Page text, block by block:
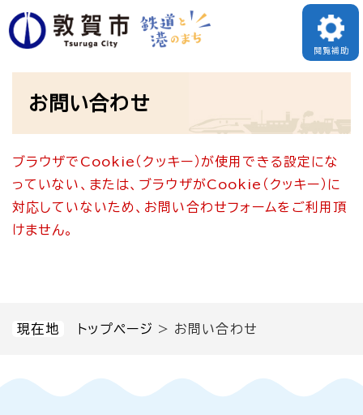
ペ
ー
す
メニューを飛ばして本文へ
閲覧補助
現在地 トップページ > お問い合わせ
お問い合わせ
ブラウザでCookie（クッキー）が使用できる設定にな
っていない、または、ブラウザがCookie（クッキー）に
対応していないため、お問い合わせフォームをご利用頂
けません。